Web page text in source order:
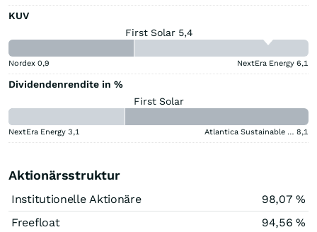
KUV
First Solar 5,4
Nordex 0,9 NextEra Energy 6,1
Dividendenrendite in %
First Solar
NextEra Energy 3,1 Atlantica Sustainable Infrastructure 8,1
Aktionärsstruktur
Institutionelle Aktionäre
98,07 %
Freefloat
94,56 %